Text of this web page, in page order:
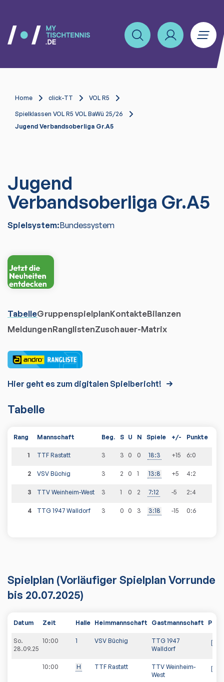
Home click-TT VOL R5
Spielklassen VOL R5 VOL BaWü 25/26
Jugend Verbandsoberliga Gr.A5
Jugend
Verbandsoberliga Gr.A5
Spielsystem:Bundessystem
TabelleGruppenspielplanKontakteBilanzen
MeldungenRanglistenZuschauer-Matrix
Hier geht es zum digitalen Spielbericht!
Tabelle
Rang Mannschaft Beg. S U N Spiele +/- Punkte
1 TTF Rastatt 3 3 0 0 18:3 +15 6:0
2 VSV Büchig 3 2 0 1 13:8 +5 4:2
3 TTV Weinheim-West 3 1 0 2 7:12 -5 2:4
4 TTG 1947 Walldorf 3 0 0 3 3:18 -15 0:6
Spielplan (Vorläufiger Spielplan Vorrunde
bis 20.07.2025)
Datum Zeit Halle Heimmannschaft Gastmannschaft PDF
So.
28.09.25
10:00 1 VSV Büchig
TTG 1947
Walldorf
10:00 H TTF Rastatt
TTV Weinheim-
West